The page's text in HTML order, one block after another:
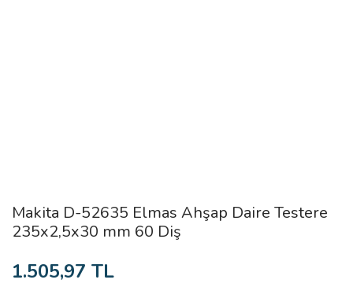
Makita D-52635 Elmas Ahşap Daire Testere
235x2,5x30 mm 60 Diş
1.505,97 TL